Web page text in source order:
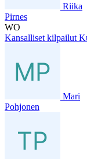
Riika
Pirnes
WO
Kansalliset kilpailut
Mari
Pohjonen